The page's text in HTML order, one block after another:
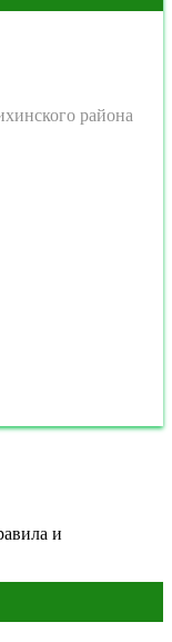
района
и